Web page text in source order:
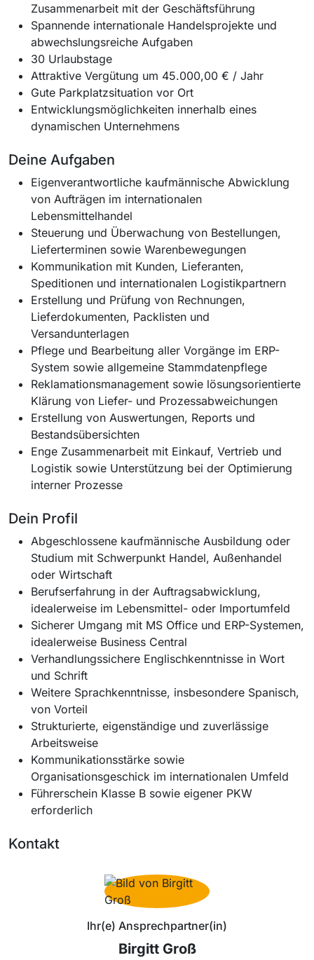
Zusammenarbeit mit der Geschäftsführung
Spannende internationale Handelsprojekte und
abwechslungsreiche Aufgaben
30 Urlaubstage
Attraktive Vergütung um 45.000,00 € / Jahr
Gute Parkplatzsituation vor Ort
Entwicklungsmöglichkeiten innerhalb eines
dynamischen Unternehmens
Deine Aufgaben
Eigenverantwortliche kaufmännische Abwicklung
von Aufträgen im internationalen
Lebensmittelhandel
Steuerung und Überwachung von Bestellungen,
Lieferterminen sowie Warenbewegungen
Kommunikation mit Kunden, Lieferanten,
Speditionen und internationalen Logistikpartnern
Erstellung und Prüfung von Rechnungen,
Lieferdokumenten, Packlisten und
Versandunterlagen
Pflege und Bearbeitung aller Vorgänge im ERP-
System sowie allgemeine Stammdatenpflege
Reklamationsmanagement sowie lösungsorientierte
Klärung von Liefer- und Prozessabweichungen
Erstellung von Auswertungen, Reports und
Bestandsübersichten
Enge Zusammenarbeit mit Einkauf, Vertrieb und
Logistik sowie Unterstützung bei der Optimierung
interner Prozesse
Dein Profil
Abgeschlossene kaufmännische Ausbildung oder
Studium mit Schwerpunkt Handel, Außenhandel
oder Wirtschaft
Berufserfahrung in der Auftragsabwicklung,
idealerweise im Lebensmittel- oder Importumfeld
Sicherer Umgang mit MS Office und ERP-Systemen,
idealerweise Business Central
Verhandlungssichere Englischkenntnisse in Wort
und Schrift
Weitere Sprachkenntnisse, insbesondere Spanisch,
von Vorteil
Strukturierte, eigenständige und zuverlässige
Arbeitsweise
Kommunikationsstärke sowie
Organisationsgeschick im internationalen Umfeld
Führerschein Klasse B sowie eigener PKW
erforderlich
Kontakt
Ihr(e) Ansprechpartner(in)
Birgitt Groß